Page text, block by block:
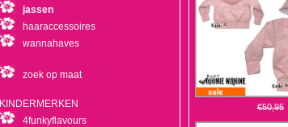
€50,95
jassen
haaraccessoires
wannahaves
zoek op maat
KINDERMERKEN
4funkyflavours